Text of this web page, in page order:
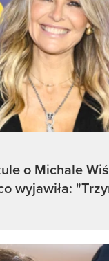
o Michale
wyjawiła: